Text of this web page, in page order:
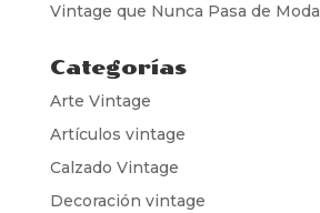
Vintage que Nunca Pasa de Moda
Categorías
Arte Vintage
Artículos vintage
Calzado Vintage
Decoración vintage